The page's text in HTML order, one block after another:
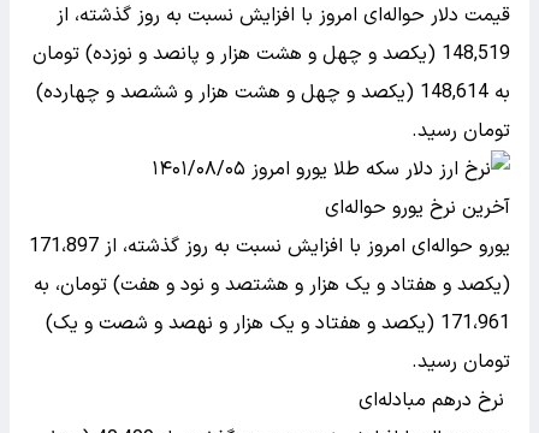
قیمت دلار حواله‌ای امروز با افزایش نسبت به روز گذشته، از
148,519 (یکصد و چهل و هشت هزار و پانصد و نوزده) تومان
به 148,614 (یکصد و چهل و هشت هزار و ششصد و چهارده)
تومان رسید.
آخرین نرخ یورو حواله‌ای
یورو حواله‌ای امروز با افزایش نسبت به روز گذشته، از 171،897
(یکصد و هفتاد و یک هزار و هشتصد و نود و هفت) تومان، به
171،961 (یکصد و هفتاد و یک هزار و نهصد و شصت و یک)
تومان رسید.
نرخ درهم مبادله‌ای